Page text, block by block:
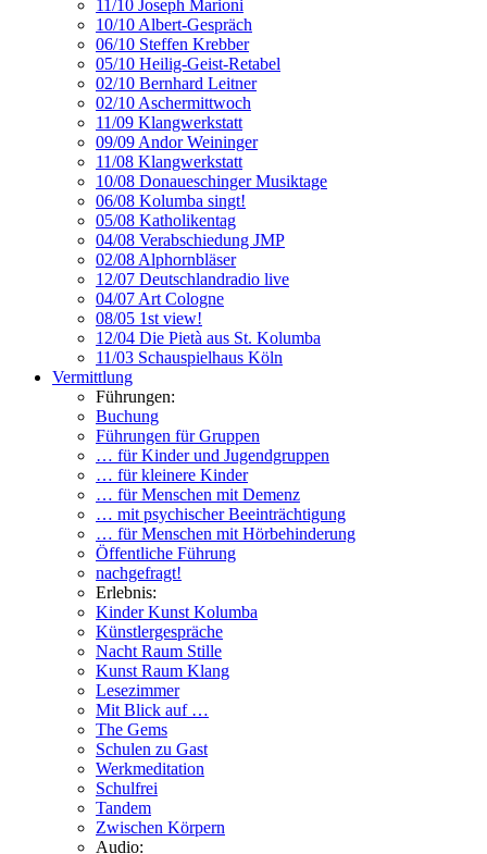
11/10 Joseph Marioni
10/10 Albert-Gespräch
06/10 Steffen Krebber
05/10 Heilig-Geist-Retabel
02/10 Bernhard Leitner
02/10 Aschermittwoch
11/09 Klangwerkstatt
09/09 Andor Weininger
11/08 Klangwerkstatt
10/08 Donaueschinger Musiktage
06/08 Kolumba singt!
05/08 Katholikentag
04/08 Verabschiedung JMP
02/08 Alphornbläser
12/07 Deutschlandradio live
04/07 Art Cologne
08/05 1st view!
12/04 Die Pietà aus St. Kolumba
11/03 Schauspielhaus Köln
Vermittlung
Führungen:
Buchung
Führungen für Gruppen
… für Kinder und Jugendgruppen
… für kleinere Kinder
… für Menschen mit Demenz
… mit psychischer Beeinträchtigung
… für Menschen mit Hörbehinderung
Öffentliche Führung
nachgefragt!
Erlebnis:
Kinder Kunst Kolumba
Künstlergespräche
Nacht Raum Stille
Kunst Raum Klang
Lesezimmer
Mit Blick auf …
The Gems
Schulen zu Gast
Werkmeditation
Schulfrei
Tandem
Zwischen Körpern
Audio: